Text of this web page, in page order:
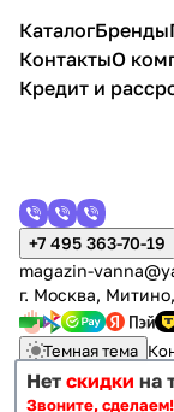
КаталогБренды
КонтактыО
Кредит и
+7 495 363-70-19
magazin-
г. Москва,
Темная тема
Нет скидки на
Звоните, сделаем!